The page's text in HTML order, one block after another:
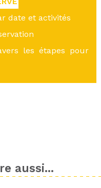
date et activités
les étapes pour
aussi...